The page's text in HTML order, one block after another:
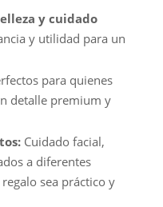
y cuidado
y utilidad para un
para quienes
detalle premium y
Cuidado facial,
a diferentes
sea práctico y